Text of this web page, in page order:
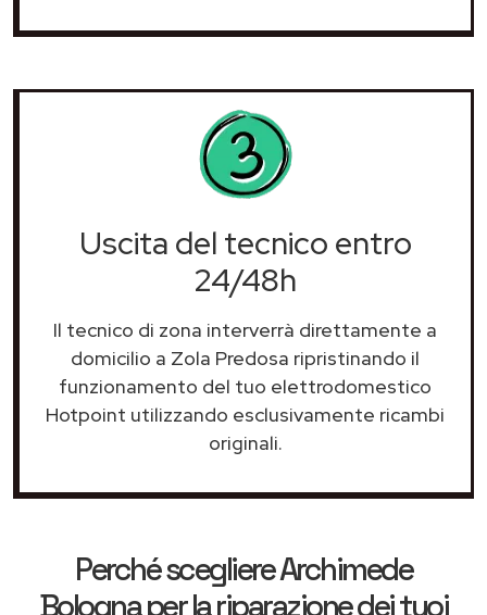
Uscita del tecnico entro
24/48h
Il tecnico di zona interverrà direttamente a
domicilio a Zola Predosa ripristinando il
funzionamento del tuo elettrodomestico
Hotpoint utilizzando esclusivamente ricambi
originali.
Perché scegliereArchimede
Bolognaper la riparazione dei tuoi